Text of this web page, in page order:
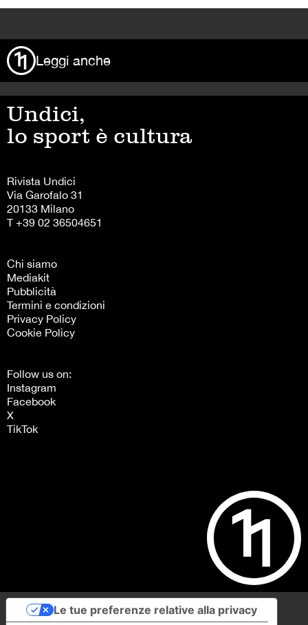
Leggi anche
Undici,
lo sport è cultura
Rivista Undici
Via Garofalo 31
20133 Milano
T +39 02 36504651
Chi siamo
Mediakit
Pubblicità
Termini e condizioni
Privacy Policy
Cookie Policy
Follow us on:
Instagram
Facebook
X
TikTok
Le tue preferenze relative alla privacy